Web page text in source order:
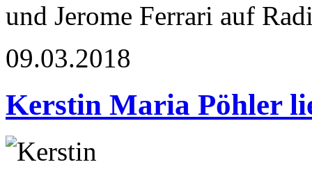
und Jerome Ferrari auf
09.03.2018
Kerstin Maria Pöhler